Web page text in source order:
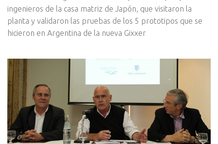
ingenieros de la casa matriz de Japón, que visitaron la
planta y validaron las pruebas de los 5 prototipos que se
hicieron en Argentina de la nueva Gixxer